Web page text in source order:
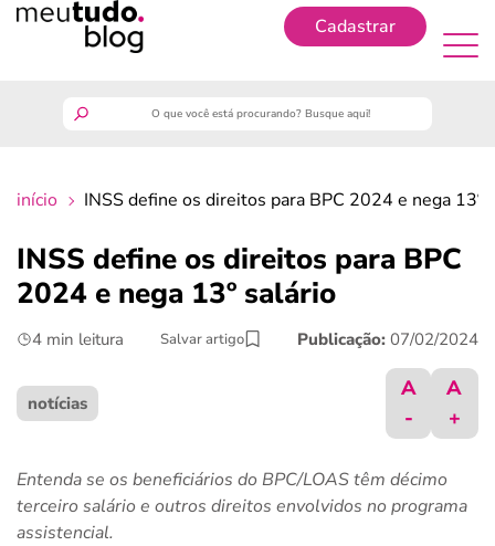
Cadastrar
finanças
benefícios
crédito fácil
ferramentas
início INSS define os direitos para BPC 2024 e nega 13º
INSS define os direitos para BPC
2024 e nega 13º salário
4 min leitura Salvar artigo Publicação: 07/02/2024
notícias
A
-
A
+
Entenda se os beneficiários do BPC/LOAS têm décimo
terceiro salário e outros direitos envolvidos no programa
assistencial.